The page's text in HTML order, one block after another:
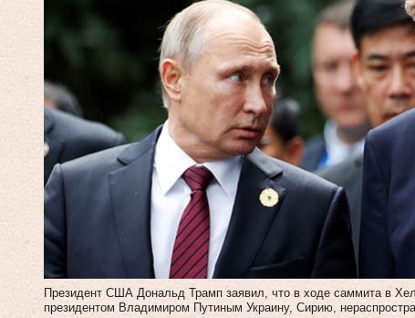
Президент США Дональд Трамп заявил, что в ходе саммита в
президентом Владимиром Путиным Украину, Сирию,